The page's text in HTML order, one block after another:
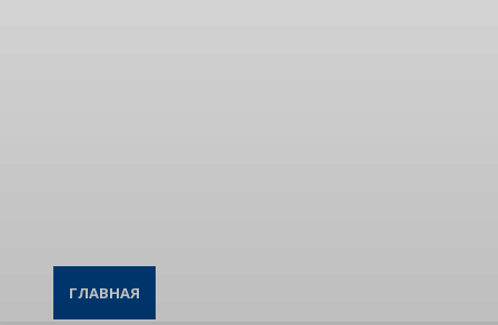
ГЛАВНАЯ